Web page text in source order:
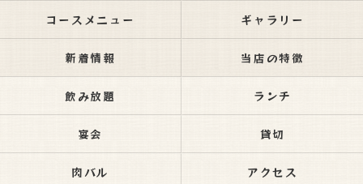
コースメニュー ギャラリー
新着情報 当店の特徴
飲み放題 ランチ
宴会 貸切
肉バル アクセス